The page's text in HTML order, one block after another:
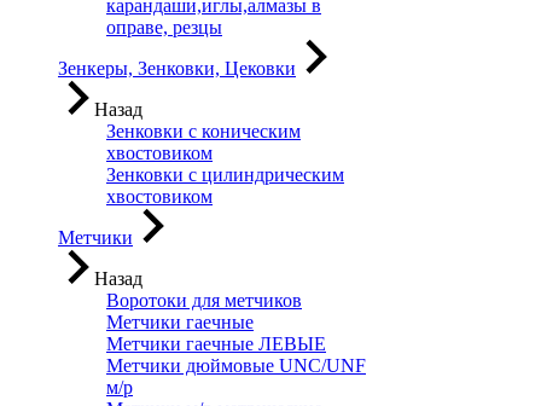
карандаши,иглы,алмазы в
оправе, резцы
Зенкеры, Зенковки, Цековки
Назад
Зенковки с коническим
хвостовиком
Зенковки с цилиндрическим
хвостовиком
Метчики
Назад
Воротоки для метчиков
Метчики гаечные
Метчики гаечные ЛЕВЫЕ
Метчики дюймовые UNC/UNF
м/р